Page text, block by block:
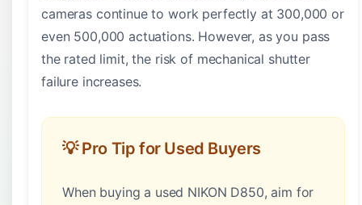
cameras continue to work perfectly at 300,000 or
even 500,000 actuations. However, as you pass
the rated limit, the risk of mechanical shutter
failure increases.
💡 Pro Tip for Used Buyers
When buying a used NIKON D850, aim for